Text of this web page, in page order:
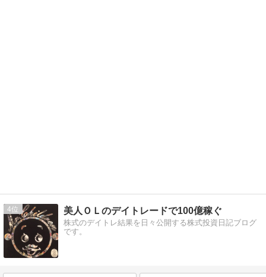
4 美人ＯＬのデイトレードで100億稼ぐ
株式のデイトレ結果を日々公開する株式投資日記ブログ
です。